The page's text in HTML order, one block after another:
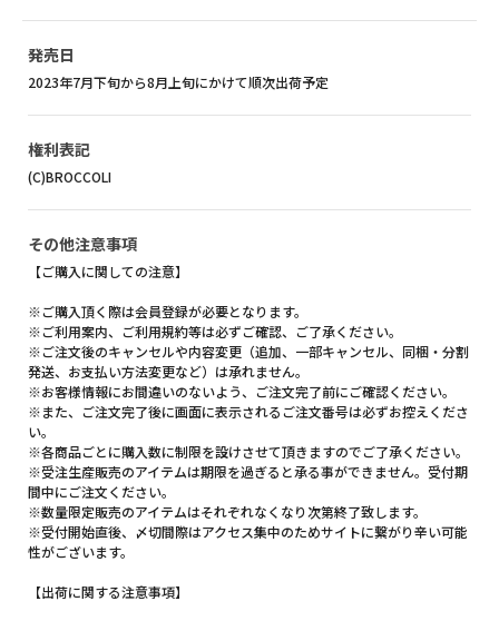
発売日
2023年7月下旬から8月上旬にかけて順次出荷予定
権利表記
(C)BROCCOLI
その他注意事項
【ご購入に関しての注意】
※ご購入頂く際は会員登録が必要となります。
※ご利用案内、ご利用規約等は必ずご確認、ご了承ください。
※ご注文後のキャンセルや内容変更（追加、一部キャンセル、同梱・分割
発送、お支払い方法変更など）は承れません。
※お客様情報にお間違いのないよう、ご注文完了前にご確認ください。
※また、ご注文完了後に画面に表示されるご注文番号は必ずお控えくださ
い。
※各商品ごとに購入数に制限を設けさせて頂きますのでご了承ください。
※受注生産販売のアイテムは期限を過ぎると承る事ができません。受付期
間中にご注文ください。
※数量限定販売のアイテムはそれぞれなくなり次第終了致します。
※受付開始直後、〆切間際はアクセス集中のためサイトに繋がり辛い可能
性がございます。
【出荷に関する注意事項】